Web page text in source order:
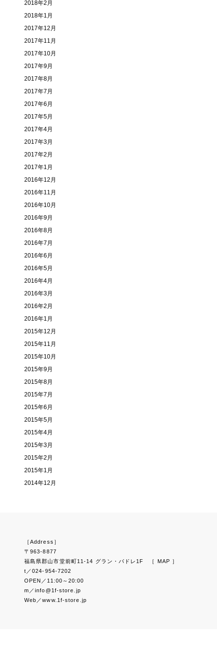
2018年2月
2018年1月
2017年12月
2017年11月
2017年10月
2017年9月
2017年8月
2017年7月
2017年6月
2017年5月
2017年4月
2017年3月
2017年2月
2017年1月
2016年12月
2016年11月
2016年10月
2016年9月
2016年8月
2016年7月
2016年6月
2016年5月
2016年4月
2016年3月
2016年2月
2016年1月
2015年12月
2015年11月
2015年10月
2015年9月
2015年8月
2015年7月
2015年6月
2015年5月
2015年4月
2015年3月
2015年2月
2015年1月
2014年12月
［Address］
〒963-8877
福島県郡山市堂前町11-14 グラン・パドレ1F
［ MAP ］
t／024-954-7202
OPEN／11:00～20:00
m／info@1f-store.jp
Web／www.1f-store.jp